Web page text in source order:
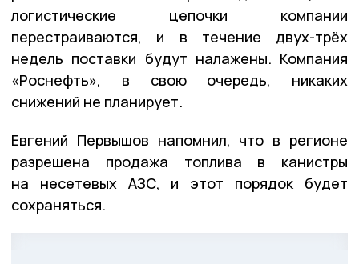
логистические цепочки компании
перестраиваются, и в течение двух-трёх
недель поставки будут налажены. Компания
«Роснефть», в свою очередь, никаких
снижений не планирует.
Евгений Первышов напомнил, что в регионе
разрешена продажа топлива в канистры
на несетевых АЗС, и этот порядок будет
сохраняться.